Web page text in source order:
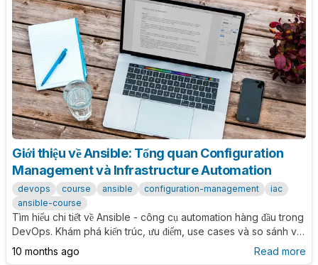
Giới thiệu về Ansible: Tổng quan Configuration
Management và Infrastructure Automation
devops course ansible configuration-management
iac
ansible-course
Tìm hiểu chi tiết về Ansible - công cụ automation hàng đầu trong
DevOps. Khám phá kiến trúc, ưu điểm, use cases và so sánh với
các công cụ configuration management khác như Puppet,
Chef, SaltStack.
10 months ago Read more